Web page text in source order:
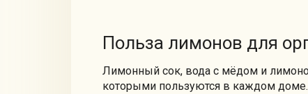
Польза лимонов для
Лимонный сок, вода с мёдом и
которыми пользуются в каждом